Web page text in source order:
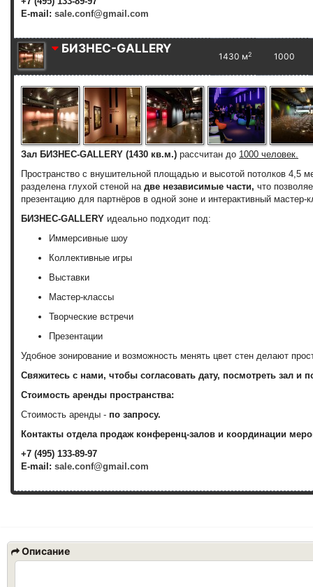
E-mail: sale.conf@gmail.com
БИЗНЕС-GALLERY
1430 м2 1000
Зал БИЗНЕС-GALLERY (1430 кв.м.) рассчитан до 1000 человек.
Пространство с внушительной площадью и высотой потолков 4,5
разделена глухой стеной на две независимые части, что
презентацию для партнёров в одной зоне и интерактивный мастер-
БИЗНЕС-GALLERY идеально подходит под:
Иммерсивные шоу
Коллективные игры
Выставки
Мастер-классы
Творческие встречи
Презентации
Удобное зонирование и возможность менять цвет стен делают
Свяжитесь с нами, чтобы согласовать дату, посмотреть зал и
Стоимость аренды пространства:
Стоимость аренды - по запросу.
Контакты отдела продаж конференц-залов и координации
+7 (495) 133-89-97
E-mail: sale.conf@gmail.com
Описание